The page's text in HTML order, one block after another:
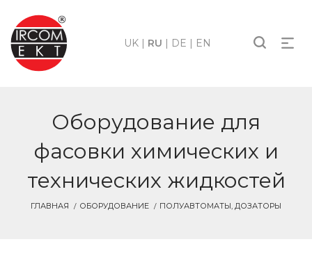
UK| RU | DE | EN
Оборудование для
фасовки химических и
технических жидкостей
ГЛАВНАЯ ОБОРУДОВАНИЕ ПОЛУАВТОМАТЫ, ДОЗАТОРЫ